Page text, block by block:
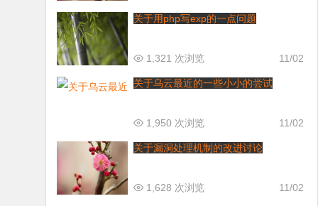
关于用php写exp的一点问题
11/02
1,321 次浏览
关于乌云最近的一些小小的尝试
11/02
1,950 次浏览
关于漏洞处理机制的改进讨论
11/02
1,628 次浏览